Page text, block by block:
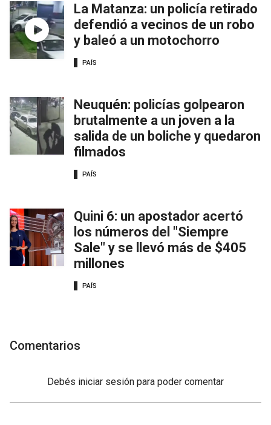
La Matanza: un policía retirado
defendió a vecinos de un robo
y baleó a un motochorro
PAÍS
Neuquén: policías golpearon
brutalmente a un joven a la
salida de un boliche y quedaron
filmados
PAÍS
Quini 6: un apostador acertó
los números del "Siempre
Sale" y se llevó más de $405
millones
PAÍS
Comentarios
Debés iniciar sesión para poder comentar